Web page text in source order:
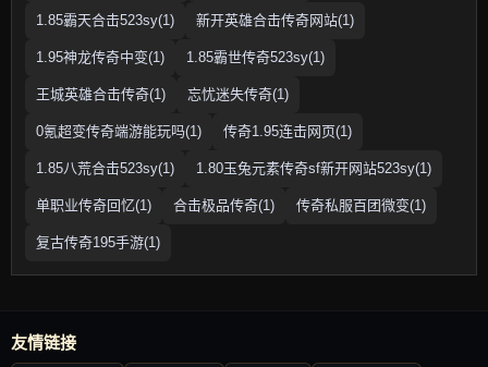
1.85霸天合击523sy(1) 新开英雄合击传奇网站(1)
1.95神龙传奇中变(1) 1.85霸世传奇523sy(1)
王城英雄合击传奇(1) 忘忧迷失传奇(1)
0氪超变传奇端游能玩吗(1) 传奇1.95连击网页(1)
1.85八荒合击523sy(1) 1.80玉兔元素传奇sf新开网站523sy(1)
单职业传奇回忆(1) 合击极品传奇(1) 传奇私服百团微变(1)
复古传奇195手游(1)
友情链接